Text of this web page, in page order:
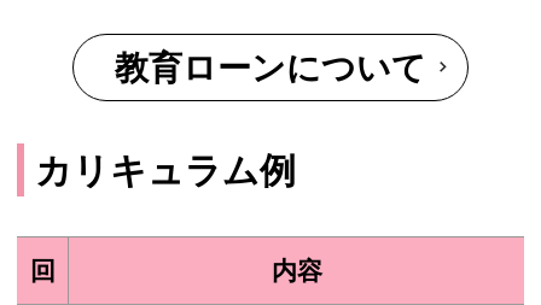
教育ローンについて
カリキュラム例
回 内容